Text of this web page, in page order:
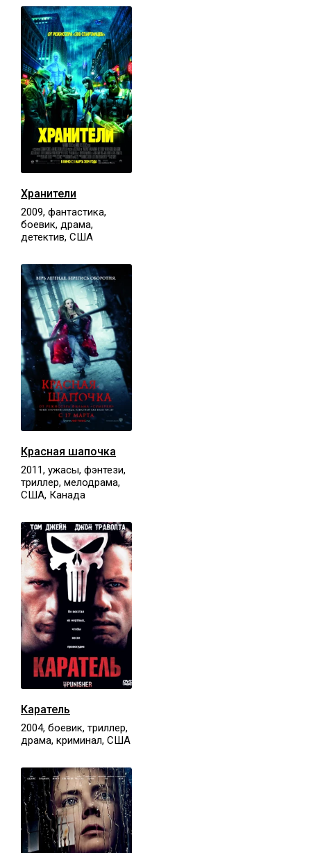
Хранители
2009, фантастика,
боевик, драма,
детектив, США
Красная шапочка
2011, ужасы, фэнтези,
триллер, мелодрама,
США, Канада
Каратель
2004, боевик, триллер,
драма, криминал, США